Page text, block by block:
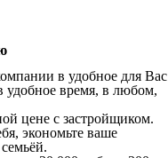
в удобное для Вас
удобное время, в любом,
цене с застройщиком.
экономьте ваше